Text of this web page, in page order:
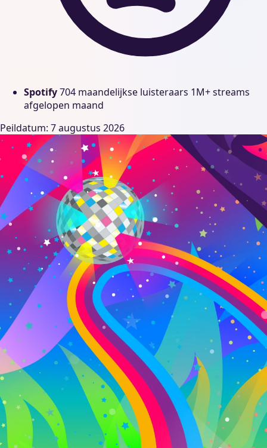
Spotify704 maandelijkse luisteraars 1M+ streams
afgelopen maand
Peildatum: 7 augustus 2026